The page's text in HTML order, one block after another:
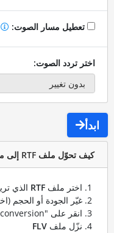
تعطيل مسار الصوت:
اختر تردد الصوت:
ابدأ
كيف تحوّل ملف RTF إلى ملف FLV؟
اختر ملف RTFالذي
غيّر الجودة أو الحجم
انقر على "Start conversion" لتحويل ملفك من
نزّل ملف FLV